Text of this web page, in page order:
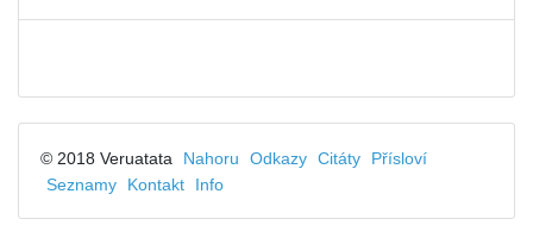
© 2018 Veruatata Nahoru Odkazy Citáty
Přísloví
Seznamy
Kontakt Info